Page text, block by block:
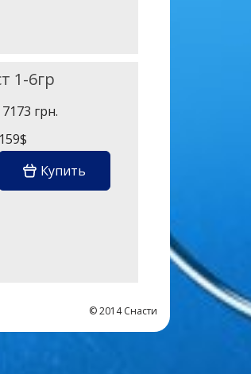
1-6гр
7173 грн.
159$
Купить
© 2014 Снасти